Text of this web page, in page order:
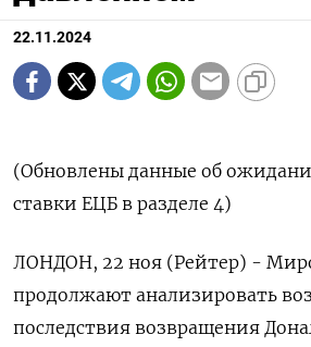
22.11.2024
(Обновлены данные об
ставки ЕЦБ в разделе 4)
ЛОНДОН, 22 ноя (Рейтер) -
продолжают анализировать
последствия возвращения